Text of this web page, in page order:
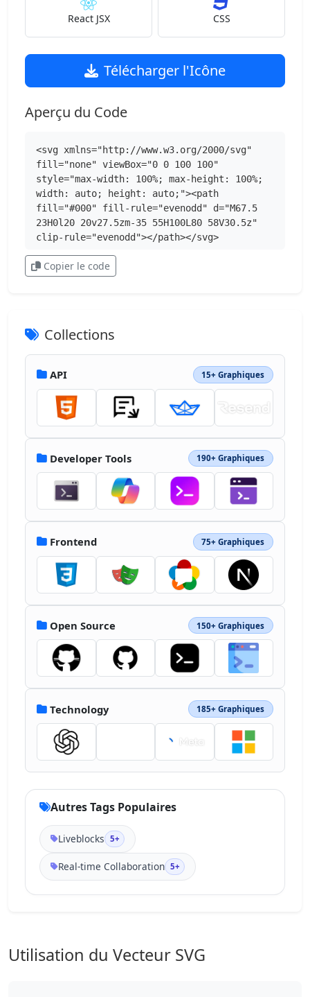
React JSX CSS
Télécharger l'Icône
Aperçu du Code
<svg xmlns="http://www.w3.org/2000/svg"
fill="none" viewBox="0 0 100 100"
style="max-width: 100%; max-height: 100%;
width: auto; height: auto;"><path
fill="#000" fill-rule="evenodd" d="M67.5
23H0l20 20v27.5zm-35 55H100L80 58V30.5z"
clip-rule="evenodd"></path></svg>
Copier le code
Collections
API 15+ Graphiques
Developer Tools 190+ Graphiques
Frontend 75+ Graphiques
Open Source 150+ Graphiques
Technology 185+ Graphiques
Autres Tags Populaires
Liveblocks 5+
Real-time Collaboration 5+
Utilisation du Vecteur SVG